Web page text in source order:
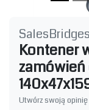
SalesBridges
Kontener
Utwórz swoją opinię